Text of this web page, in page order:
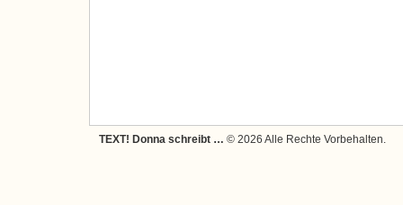
TEXT! Donna schreibt … © 2026 Alle Rechte Vorbehalten.